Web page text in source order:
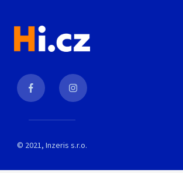
© 2021, Inzeris s.r.o.